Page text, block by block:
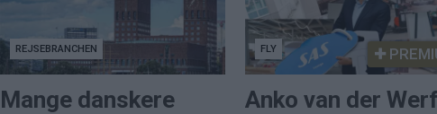
REJSEBRANCHEN
Mange danskere
FLY
Anko van der